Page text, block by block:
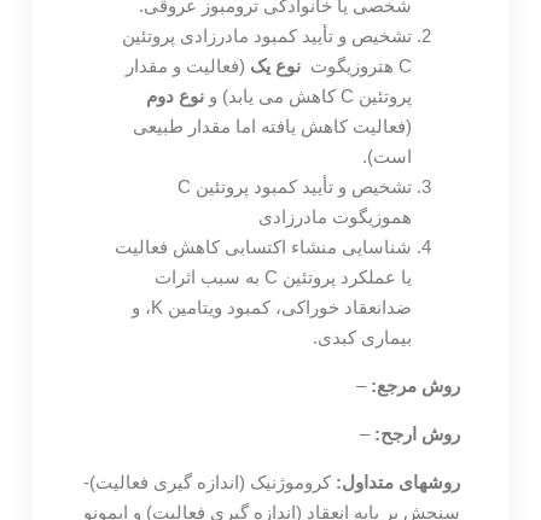
شخصی یا خانوادگی ترومبوز عروقی.
تشخیص و تأیید کمبود مادرزادی پروتئین
C هتروزیگوت
نوع یک (فعالیت و مقدار
پروتئین C کاهش می یابد) و
نوع دوم
(فعالیت کاهش یافته اما مقدار طبیعی
است).
تشخیص و تأیید کمبود پروتئین C
هموزیگوت مادرزادی
شناسایی منشاء اکتسابی کاهش فعالیت
یا عملکرد پروتئین C به سبب اثرات
ضدانعقاد خوراکی، کمبود ویتامین K، و
بیماری کبدی.
روش مرجع: –
روش ارجح: –
روشهای متداول: کروموژنیک (اندازه گیری فعالیت)-
سنجش بر پایه انعقاد (اندازه گیری فعالیت) و ایمونو